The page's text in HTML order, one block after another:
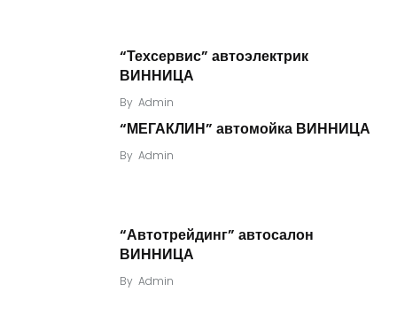
“Техсервис” автоэлектрик
ВИННИЦА
By Admin
“МЕГАКЛИН” автомойка ВИННИЦА
By Admin
“Автотрейдинг” автосалон
ВИННИЦА
By Admin